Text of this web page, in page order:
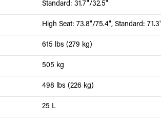
Standard: 31.7"/32.5"
High Seat: 73.8"/75.4", Standard:
615 lbs (279 kg)
505 kg
498 lbs (226 kg)
25 L